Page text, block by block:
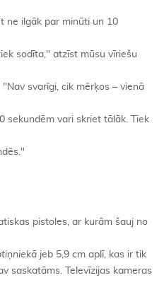
ne ilgāk par minūti un 10
sodīta," atzīst mūsu vīriešu
svarīgi, cik mērķos – vienā
sekundēm vari skriet tālāk. Tiek
pistoles, ar kurām šauj no
jeb 5,9 cm aplī, kas ir tik
saskatāms. Televīzijas kameras